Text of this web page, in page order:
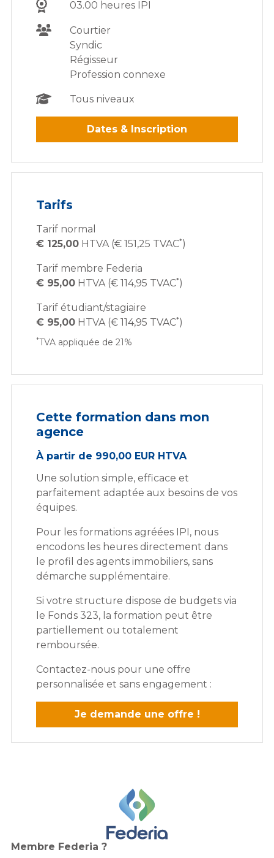
03.00 heures IPI
Courtier
Syndic
Régisseur
Profession connexe
Tous niveaux
Dates & Inscription
Tarifs
Tarif normal
€ 125,00 HTVA (€ 151,25 TVAC*)
Tarif membre Federia
€ 95,00 HTVA (€ 114,95 TVAC*)
Tarif étudiant/stagiaire
€ 95,00 HTVA (€ 114,95 TVAC*)
*TVA appliquée de 21%
Cette formation dans mon
agence
À partir de 990,00 EUR HTVA
Une solution simple, efficace et
parfaitement adaptée aux besoins de vos
équipes.
Pour les formations agréées IPI, nous
encodons les heures directement dans
le profil des agents immobiliers, sans
démarche supplémentaire.
Si votre structure dispose de budgets via
le Fonds 323, la formation peut être
partiellement ou totalement
remboursée.
Contactez-nous pour une offre
personnalisée et sans engagement :
Je demande une offre !
Membre Federia ?